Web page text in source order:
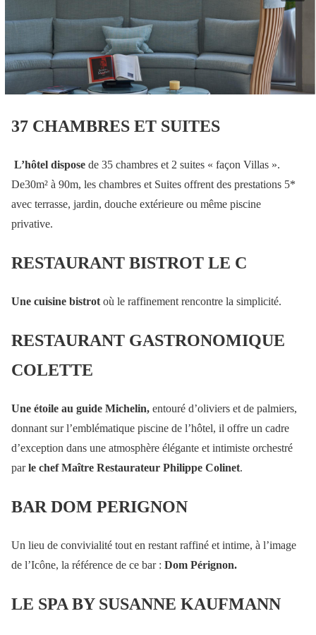
37 CHAMBRES ET SUITES
L’hôtel dispose de 35 chambres et 2 suites « façon Villas ».
De30m² à 90m, les chambres et Suites offrent des prestations 5*
avec terrasse, jardin, douche extérieure ou même piscine
privative.
RESTAURANT BISTROT LE C
Une cuisine bistrot où le raffinement rencontre la simplicité.
RESTAURANT GASTRONOMIQUE
COLETTE
Une étoile au guide Michelin, entouré d’oliviers et de palmiers,
donnant sur l’emblématique piscine de l’hôtel, il offre un cadre
d’exception dans une atmosphère élégante et intimiste orchestré
parle chef Maître Restaurateur Philippe Colinet.
BAR DOM PERIGNON
Un lieu de convivialité tout en restant raffiné et intime, à l’image
de l’Icône, la référence de ce bar : Dom Pérignon.
LE SPA BY SUSANNE KAUFMANN